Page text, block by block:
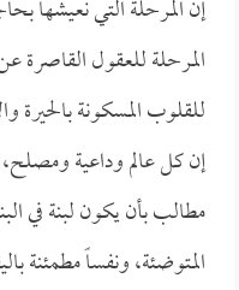
إن المرحلة التي نعيشها
المرحلة للعقول القاصرة
للقلوب المسكونة
إن كل عالم وداعية
مطالب بأن يكون لبنة في
المتوضئة، ونفساً مطمئنة